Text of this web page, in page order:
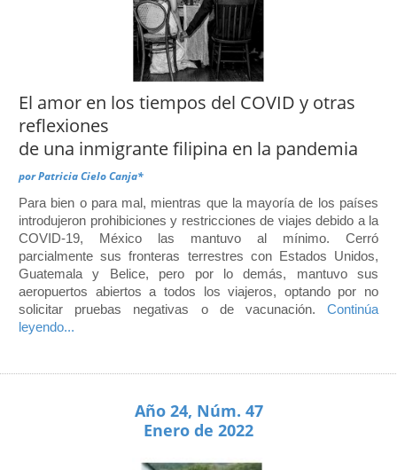
Centro de Enseñanza para Extranjeros, Polanco
El amor en los tiempos del COVID y otras
reflexiones
de una inmigrante filipina en la pandemia
porPatricia Cielo Canja*
Para bien o para mal, mientras que la mayoría de los países
introdujeron prohibiciones y restricciones de viajes debido a la
COVID-19, México las mantuvo al mínimo. Cerró
parcialmente sus fronteras terrestres con Estados Unidos,
Guatemala y Belice, pero por lo demás, mantuvo sus
aeropuertos abiertos a todos los viajeros, optando por no
solicitar pruebas negativas o de vacunación. Continúa
leyendo...
Año 24, Núm. 47
Enero de 2022